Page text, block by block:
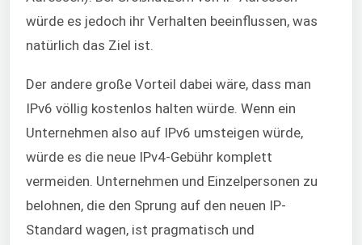
würde es jedoch ihr Verhalten beeinflussen, was
natürlich das Ziel ist.
Der andere große Vorteil dabei wäre, dass man
IPv6 völlig kostenlos halten würde. Wenn ein
Unternehmen also auf IPv6 umsteigen würde,
würde es die neue IPv4-Gebühr komplett
vermeiden. Unternehmen und Einzelpersonen zu
belohnen, die den Sprung auf den neuen IP-
Standard wagen, ist pragmatisch und